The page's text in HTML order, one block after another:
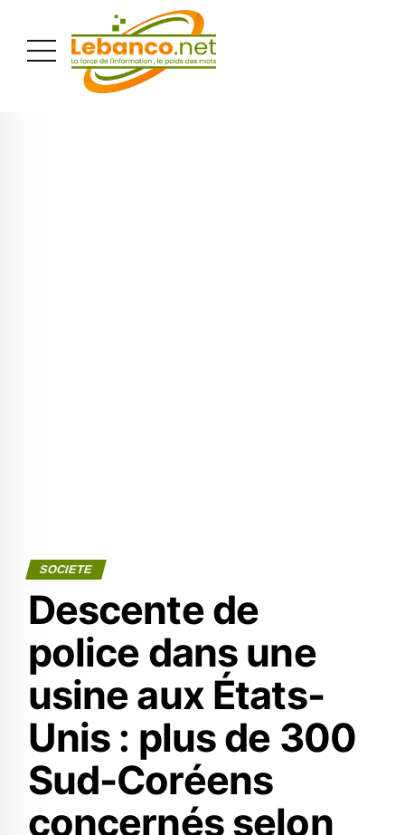
SOCIETE
Descente de
police dans une
usine aux États-
Unis : plus de 300
Sud-Coréens
concernés selon